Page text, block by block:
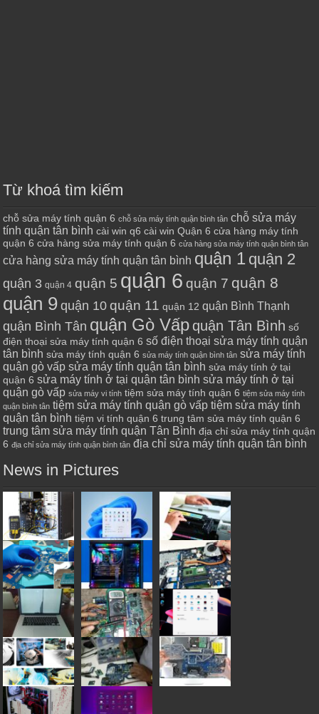
Từ khoá tìm kiếm
chỗ sửa máy tính quận 6 chỗ sửa máy tính quận bình tân chỗ sửa máy
tính quận tân bình cài win q6 cài win Quận 6 cửa hàng máy tính
quận 6 cửa hàng sửa máy tính quận 6 cửa hàng sửa máy tính quận bình tân
cửa hàng sửa máy tính quận tân bình quận 1 quận 2
quận 3 quận 4 quận 5 quận 6 quận 7 quận 8
quận 9 quận 10 quận 11 quận 12 quận Bình Thạnh
quận Bình Tân quận Gò Vấp quận Tân Bình số
điện thoại sửa máy tính quận 6 số điện thoại sửa máy tính quận
tân bình sửa máy tính quận 6 sửa máy tính quận bình tân sửa máy tính
quận gò vấp sửa máy tính quận tân bình sửa máy tính ở tại
quận 6 sửa máy tính ở tại quận tân bình sửa máy tính ở tại
quận gò vấp sửa máy vi tính tiệm sửa máy tính quận 6 tiệm sửa máy tính
quận bình tân tiệm sửa máy tính quận gò vấp tiệm sửa máy tính
quận tân bình tiệm vi tính quận 6 trung tâm sửa máy tính quận 6
trung tâm sửa máy tính quận Tân Bình địa chỉ sửa máy tính quận
6 địa chỉ sửa máy tính quận bình tân địa chỉ sửa máy tính quận tân bình
News in Pictures